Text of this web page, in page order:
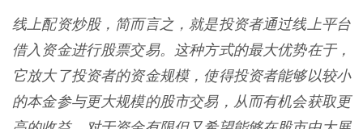
线上配资炒股，简而言之，就是投资者通过线上平台
借入资金进行股票交易。这种方式的最大优势在于，
它放大了投资者的资金规模，使得投资者能够以较小
的本金参与更大规模的股市交易，从而有机会获取更